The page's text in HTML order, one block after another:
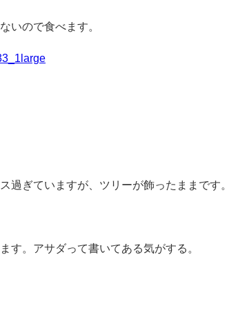
いので食べます。
過ぎていますが、ツリーが飾ったままです。
す。アサダって書いてある気がする。